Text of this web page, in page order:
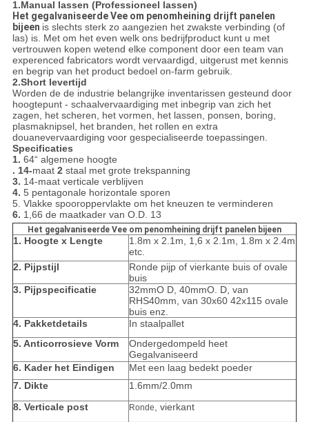
1.Manual lassen (Professioneel lassen)
Het gegalvaniseerde Vee om penomheining drijft panelen
bijeen is slechts sterk zo aangezien het zwakste verbinding (of
las) is. Met om het even welk ons bedrijfproduct kunt u met
vertrouwen kopen wetend elke component door een team van
experenced fabricators wordt vervaardigd, uitgerust met kennis
en begrip van het product bedoel on-farm gebruik.
2.Short levertijd
Worden de de industrie belangrijke inventarissen gesteund door
hoogtepunt - schaalvervaardiging met inbegrip van zich het
zagen, het scheren, het vormen, het lassen, ponsen, boring,
plasmaknipsel, het branden, het rollen en extra
douanevervaardiging voor gespecialiseerde toepassingen.
Specificaties
1. 64“ algemene hoogte
. 14-maat 2staal met grote trekspanning
3. 14-maat verticale verblijven
4. 5 pentagonale horizontale sporen
5. Vlakke spooroppervlakte om het kneuzen te verminderen
6. 1,66 de maatkader van O.D. 13
Het gegalvaniseerde Vee om penomheining drijft panelen bijeen
1. Hoogte x Lengte
1.8m x 2.1m, 1,6 x 2.1m, 1.8m x 2.4m
etc.
2. Pijpstijl
Ronde pijp of vierkante buis of ovale
buis
3. Pijpspecificatie
32mmO D, 40mmO. D, van
RHS40mm, van 30x60 42x115 ovale
buis enz.
4. Pakketdetails
In staalpallet
5. Anticorrosieve Vorm
Ondergedompeld heet
Gegalvaniseerd
6. Kader het Eindigen
Met een laag bedekt poeder
7. Dikte
1.6mm/2.0mm
8. Verticale post
Ronde, vierkant